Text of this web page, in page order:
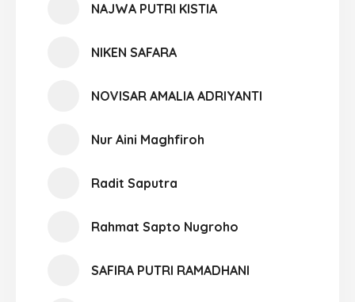
NAJWA PUTRI KISTIA
NIKEN SAFARA
NOVISAR AMALIA ADRIYANTI
Nur Aini Maghfiroh
Radit Saputra
Rahmat Sapto Nugroho
SAFIRA PUTRI RAMADHANI